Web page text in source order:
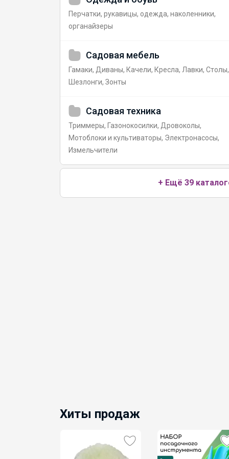
Перчатки, рукавицы, одежда, наколенники,
органайзеры
Садовая мебель
Гамаки, Диваны, Качели, Кресла, Лавки, Столы,
Шезлонги, Зонты
Садовая техника
Триммеры, Газонокосилки, Дровоколы,
Мотоблоки и культиваторы, Электронасосы,
Измельчители
+ Ещё 39
Хиты продаж